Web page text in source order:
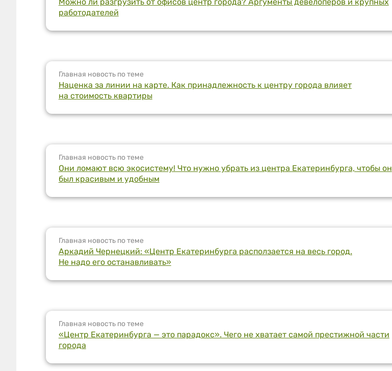
работодателей
Главная новость по теме
Наценка за линии на карте. Как принадлежность к центру города влияет
на стоимость квартиры
Главная новость по теме
Они ломают всю экосистему! Что нужно убрать из центра Екатеринбурга, чтобы он
был красивым и удобным
Главная новость по теме
Аркадий Чернецкий: «Центр Екатеринбурга расползается на весь город.
Не надо его останавливать»
Главная новость по теме
«Центр Екатеринбурга — это парадокс». Чего не хватает самой престижной части
города